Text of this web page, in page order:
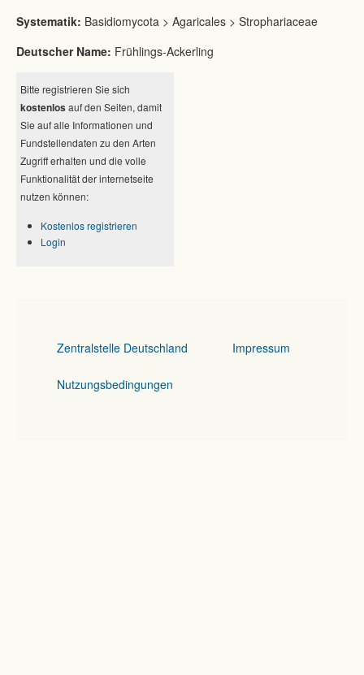
Systematik: Basidiomycota > Agaricales > Strophariaceae
Deutscher Name: Frühlings-Ackerling
Bitte registrieren Sie sich
kostenlos auf den Seiten, damit
Sie auf alle Informationen und
Fundstellendaten zu den Arten
Zugriff erhalten und die volle
Funktionalität der internetseite
nutzen können:
Kostenlos registrieren
Login
Zentralstelle Deutschland Impressum
Nutzungsbedingungen